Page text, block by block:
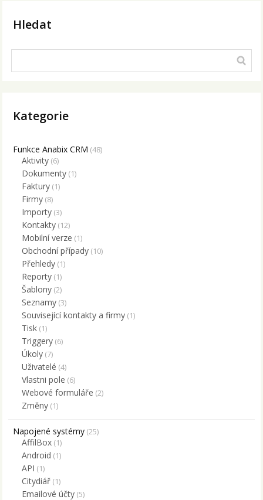
Hledat
Kategorie
Funkce Anabix CRM (48)
Aktivity (6)
Dokumenty (1)
Faktury (1)
Firmy (8)
Importy (3)
Kontakty (12)
Mobilní verze (1)
Obchodní případy (10)
Přehledy (1)
Reporty (1)
Šablony (2)
Seznamy (3)
Související kontakty a firmy (1)
Tisk (1)
Triggery (6)
Úkoly (7)
Uživatelé (4)
Vlastni pole (6)
Webové formuláře (2)
Změny (1)
Napojené systémy (25)
AffilBox (1)
Android (1)
API (1)
Citydiář (1)
Emailové účty (5)